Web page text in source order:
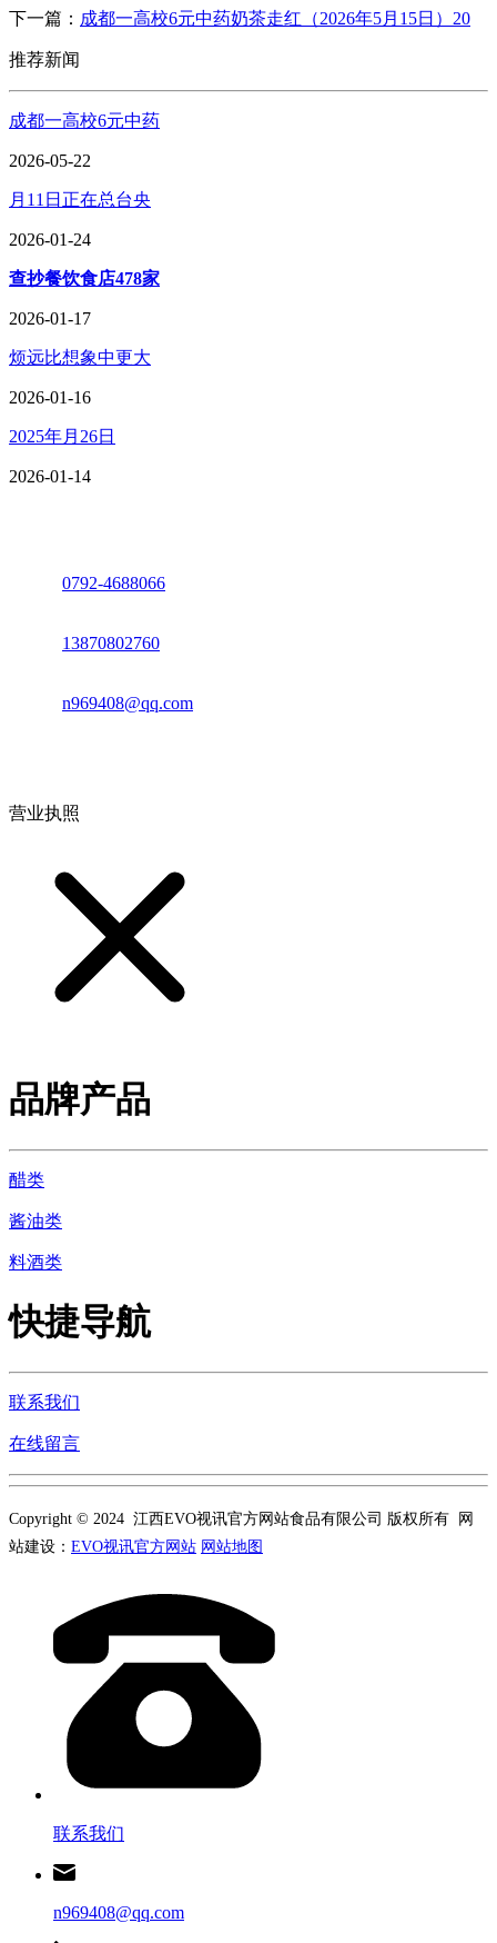
下一篇： 成都一高校6元中药奶茶走红（2026年5月15日）20
推荐新闻
成都一高校6元中药
2026-05-22
月11日正在总台央
2026-01-24
查抄餐饮食店478家
2026-01-17
烦远比想象中更大
2026-01-16
2025年月26日
2026-01-14
0792-4688066
13870802760
n969408@qq.com
营业执照
品牌产品
醋类
酱油类
料酒类
快捷导航
联系我们
在线留言
Copyright © 2024 江西EVO视讯官方网站食品有限公司 版权所有 网
站建设： EVO视讯官方网站 网站地图
联系我们
n969408@qq.com